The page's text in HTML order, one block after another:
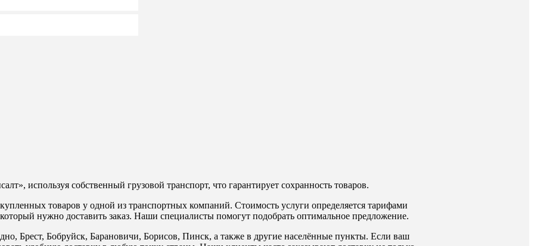
используя собственный грузовой транспорт, что гарантирует сохранность товаров.
товаров у одной из транспортных компаний. Стоимость услуги определяется тарифами
нужно доставить заказ. Наши специалисты помогут подобрать оптимальное предложение.
Брест, Бобруйск, Барановичи, Борисов, Пинск, а также в другие населённые пункты. Если ваш